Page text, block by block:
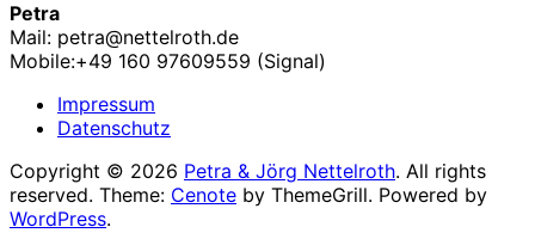
Petra
Mail: petra@nettelroth.de
Mobile:+49 160 97609559 (Signal)
Impressum
Datenschutz
Copyright © 2026 Petra & Jörg Nettelroth. All rights
reserved. Theme: Cenote by ThemeGrill. Powered by
WordPress.